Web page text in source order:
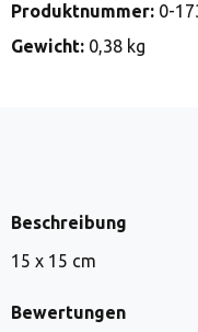
Produktnummer: 0-
Gewicht: 0,38 kg
Beschreibung
15 x 15 cm
Bewertungen